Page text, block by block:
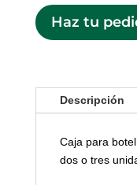
Haz tu
Descripción
Caja para
dos o tres